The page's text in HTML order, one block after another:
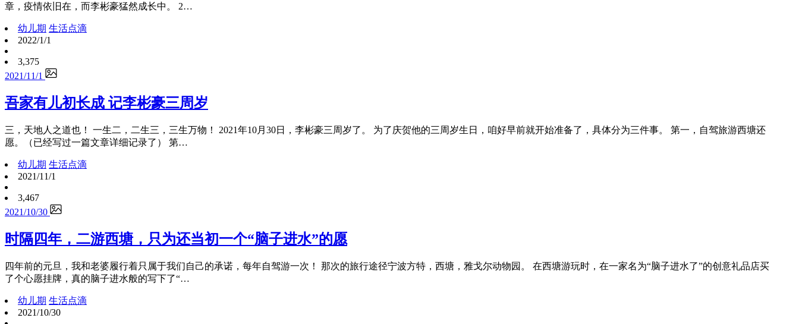
章，疫情依旧在，而李彬豪猛然成长中。 2…
幼儿期 生活点滴
2022/1/1
3,375
2021/11/1
吾家有儿初长成 记李彬豪三周岁
三，天地人之道也！ 一生二，二生三，三生万物！ 2021年10月30日，李彬豪三周岁了。 为了庆贺他的三周岁生日，咱好早前就开始准备了，具体分为三件事。 第一，自驾旅游西塘还
愿。（已经写过一篇文章详细记录了） 第…
幼儿期 生活点滴
2021/11/1
3,467
2021/10/30
时隔四年，二游西塘，只为还当初一个“脑子进水”的愿
四年前的元旦，我和老婆履行着只属于我们自己的承诺，每年自驾游一次！ 那次的旅行途径宁波方特，西塘，雅戈尔动物园。 在西塘游玩时，在一家名为“脑子进水了”的创意礼品店买
了个心愿挂牌，真的脑子进水般的写下了“…
幼儿期 生活点滴
2021/10/30